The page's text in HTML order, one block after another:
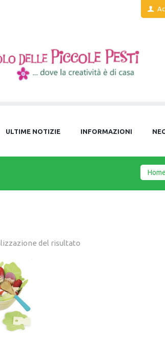
ULTIME NOTIZIE INFORMAZIONI
Home
del risultato